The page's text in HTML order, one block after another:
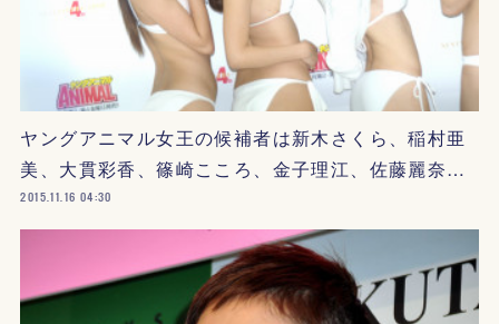
ヤングアニマル女王の候補者は新木さくら、稲村亜
美、大貫彩香、篠崎こころ、金子理江、佐藤麗奈…
2015.11.16 04:30